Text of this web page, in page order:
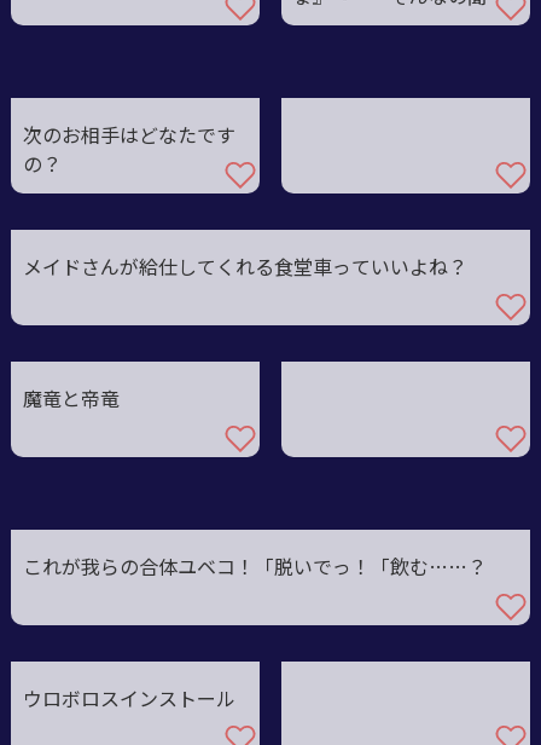
てない
次のお相手はどなたです
の？
メイドさんが給仕してくれる食堂車っていいよね？
魔竜と帝竜
これが我らの合体ユベコ！「脱いでっ！「飲む……？
ウロボロスインストール